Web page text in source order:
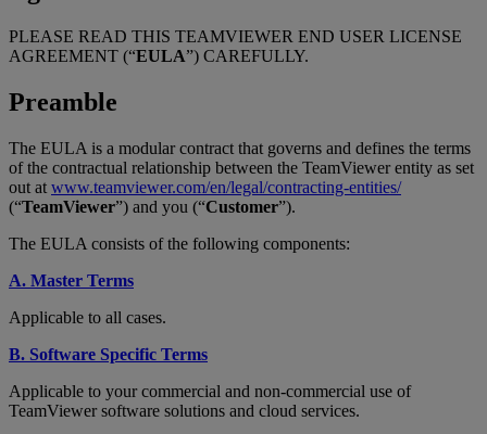
PLEASE READ THIS TEAMVIEWER END USER LICENSE
AGREEMENT (“EULA”) CAREFULLY.
Preamble
The EULA is a modular contract that governs and defines the terms
of the contractual relationship between the TeamViewer entity as set
out at www.teamviewer.com/en/legal/contracting-entities/
(“TeamViewer”) and you (“Customer”).
The EULA consists of the following components:
A. Master Terms
Applicable to all cases.
B. Software Specific Terms
Applicable to your commercial and non-commercial use of
TeamViewer software solutions and cloud services.